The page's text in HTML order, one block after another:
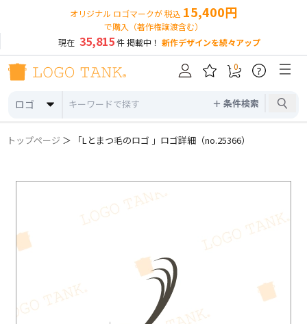
オリジナル ロゴマークが 税込 15,400円
で購入（著作権譲渡含む）
現在 35,815件 掲載中！ 新作デザインを続々アップ
ロゴ ＋ 条件検索
0 ?
トップページ ＞ 「Lとまつ毛のロゴ 」ロゴ詳細（no.25366）